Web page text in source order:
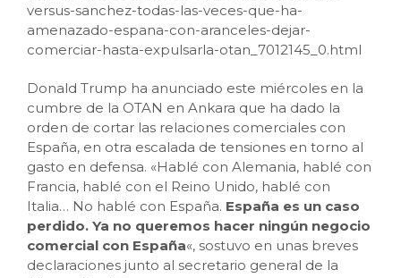
versus-sanchez-todas-las-veces-que-ha-
amenazado-espana-con-aranceles-dejar-
comerciar-hasta-expulsarla-otan_7012145_0.html
Donald Trump ha anunciado este miércoles en la
cumbre de la OTAN en Ankara que ha dado la
orden de cortar las relaciones comerciales con
España, en otra escalada de tensiones en torno al
gasto en defensa. «Hablé con Alemania, hablé con
Francia, hablé con el Reino Unido, hablé con
Italia… No hablé con España. España es un caso
perdido. Ya no queremos hacer ningún negocio
comercial con España«, sostuvo en unas breves
declaraciones junto al secretario general de la